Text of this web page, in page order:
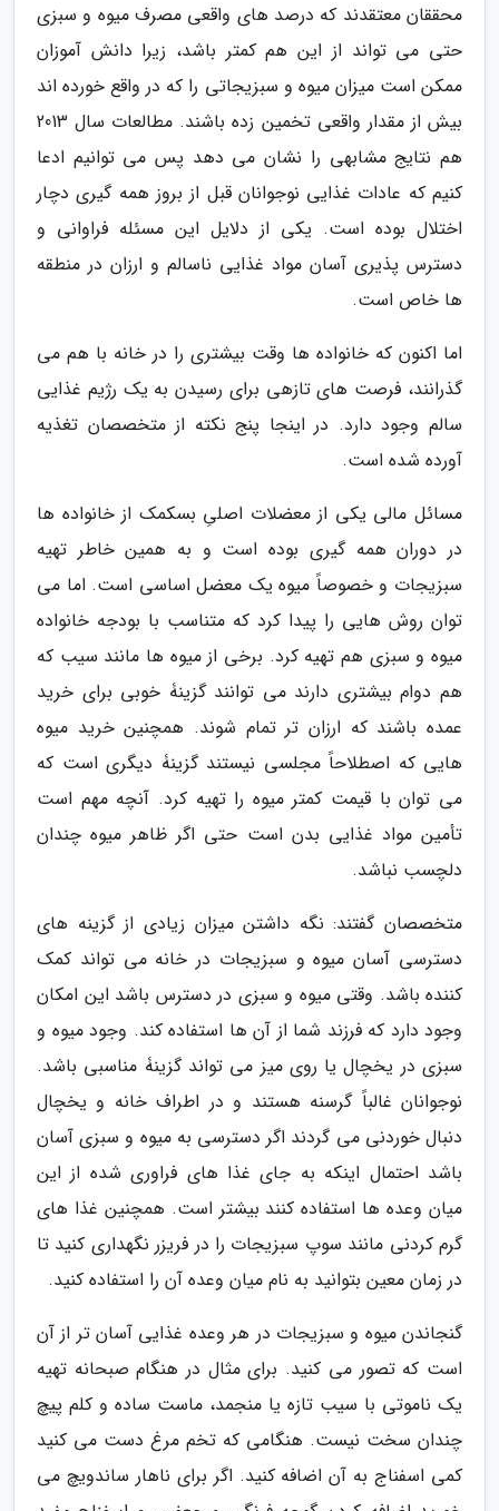
محققان معتقدند که درصد های واقعی مصرف میوه و سبزی
حتی می تواند از این هم کمتر باشد، زیرا دانش آموزان
ممکن است میزان میوه و سبزیجاتی را که در واقع خورده اند
بیش از مقدار واقعی تخمین زده باشند. مطالعات سال 2013
هم نتایج مشابهی را نشان می دهد پس می توانیم ادعا
کنیم که عادات غذایی نوجوانان قبل از بروز همه گیری دچار
اختلال بوده است. یکی از دلایل این مسئله فراوانی و
دسترس پذیری آسان مواد غذایی ناسالم و ارزان در منطقه
ها خاص است.
اما اکنون که خانواده ها وقت بیشتری را در خانه با هم می
گذرانند، فرصت های تازهی برای رسیدن به یک رژیم غذایی
سالم وجود دارد. در اینجا پنج نکته از متخصصان تغذیه
آورده شده است.
مسائل مالی یکی از معضلات اصلیِ بسکمک از خانواده ها
در دوران همه گیری بوده است و به همین خاطر تهیه
سبزیجات و خصوصاً میوه یک معضل اساسی است. اما می
توان روش هایی را پیدا کرد که متناسب با بودجه خانواده
میوه و سبزی هم تهیه کرد. برخی از میوه ها مانند سیب که
هم دوام بیشتری دارند می توانند گزینۀ خوبی برای خرید
عمده باشند که ارزان تر تمام شوند. همچنین خرید میوه
هایی که اصطلاحاً مجلسی نیستند گزینۀ دیگری است که
می توان با قیمت کمتر میوه را تهیه کرد. آنچه مهم است
تأمین مواد غذایی بدن است حتی اگر ظاهر میوه چندان
دلچسب نباشد.
متخصصان گفتند: نگه داشتن میزان زیادی از گزینه های
دسترسی آسان میوه و سبزیجات در خانه می تواند کمک
کننده باشد. وقتی میوه و سبزی در دسترس باشد این امکان
وجود دارد که فرزند شما از آن ها استفاده کند. وجود میوه و
سبزی در یخچال یا روی میز می تواند گزینۀ مناسبی باشد.
نوجوانان غالباً گرسنه هستند و در اطراف خانه و یخچال
دنبال خوردنی می گردند اگر دسترسی به میوه و سبزی آسان
باشد احتمال اینکه به جای غذا های فراوری شده از این
میان وعده ها استفاده کنند بیشتر است. همچنین غذا های
گرم کردنی مانند سوپ سبزیجات را در فریزر نگهداری کنید تا
در زمان معین بتوانید به نام میان وعده آن را استفاده کنید.
گنجاندن میوه و سبزیجات در هر وعده غذایی آسان تر از آن
است که تصور می کنید. برای مثال در هنگام صبحانه تهیه
یک ناموتی با سیب تازه یا منجمد، ماست ساده و کلم پیچ
چندان سخت نیست. هنگامی که تخم مرغ دست می کنید
کمی اسفناج به آن اضافه کنید. اگر برای ناهار ساندویچ می